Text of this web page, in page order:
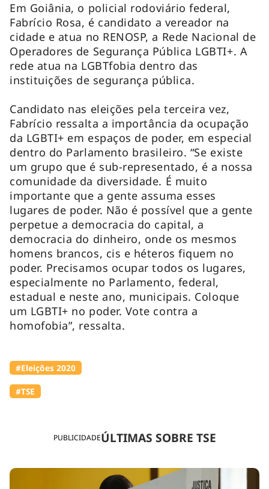
PUBLICIDADEÚLTIMAS SOBRE TSE
Em Goiânia, o policial rodoviário federal,
Fabrício Rosa, é candidato a vereador na
cidade e atua no RENOSP, a Rede Nacional de
Operadores de Segurança Pública LGBTI+. A
rede atua na LGBTfobia dentro das
instituições de segurança pública.
Candidato nas eleições pela terceira vez,
Fabrício ressalta a importância da ocupação
da LGBTI+ em espaços de poder, em especial
dentro do Parlamento brasileiro. “Se existe
um grupo que é sub-representado, é a nossa
comunidade da diversidade. É muito
importante que a gente assuma esses
lugares de poder. Não é possível que a gente
perpetue a democracia do capital, a
democracia do dinheiro, onde os mesmos
homens brancos, cis e héteros fiquem no
poder. Precisamos ocupar todos os lugares,
especialmente no Parlamento, federal,
estadual e neste ano, municipais. Coloque
um LGBTI+ no poder. Vote contra a
homofobia”, ressalta.
#Eleições 2020
#TSE